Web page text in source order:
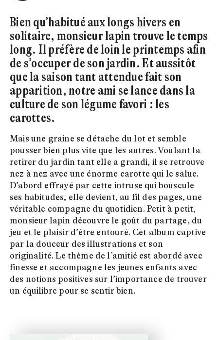
Bien qu’habitué aux longs hivers en
solitaire, monsieur lapin trouve le temps
long. Il préfère de loin le printemps afin
de s’occuper de son jardin. Et aussitôt
que la saison tant attendue fait son
apparition, notre ami se lance dans la
culture de son légume favori : les
carottes.
Mais une graine se détache du lot et semble
pousser bien plus vite que les autres. Voulant la
retirer du jardin tant elle a grandi, il se retrouve
nez à nez avec une énorme carotte qui le salue.
D’abord effrayé par cette intruse qui bouscule
ses habitudes, elle devient, au fil des pages, une
véritable compagne du quotidien. Petit à petit,
monsieur lapin découvre le goût du partage, du
jeu et le plaisir d’être entouré. Cet album captive
par la douceur des illustrations et son
originalité. Le thème de l’amitié est abordé avec
finesse et accompagne les jeunes enfants avec
des notions positives sur l’importance de trouver
un équilibre pour se sentir bien.